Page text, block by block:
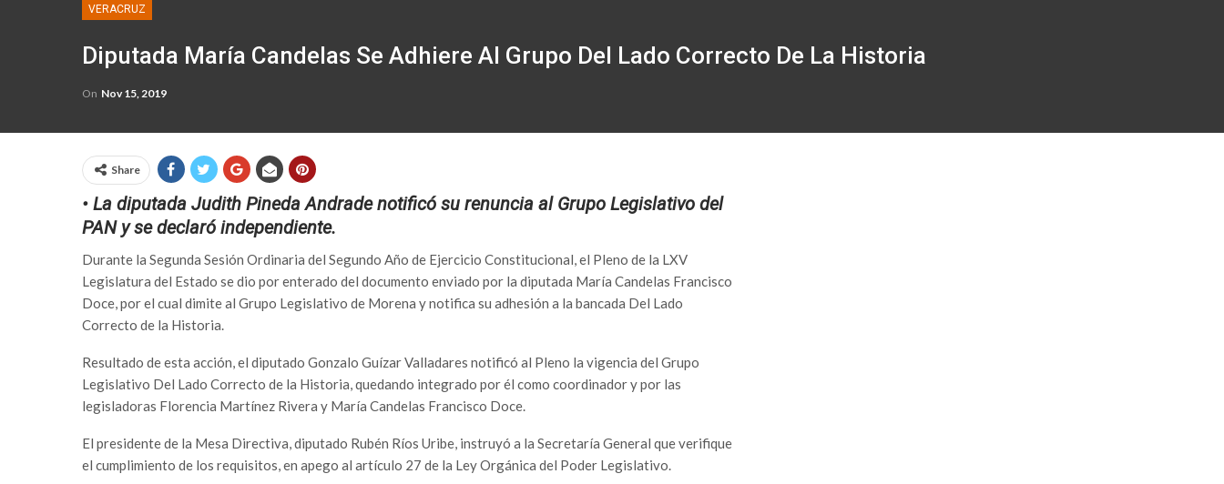
VERACRUZ
Diputada María Candelas Se Adhiere Al Grupo Del Lado Correcto De La Historia
On Nov 15, 2019
Share
• La diputada Judith Pineda Andrade notificó su renuncia al Grupo Legislativo del
PAN y se declaró independiente.
Durante la Segunda Sesión Ordinaria del Segundo Año de Ejercicio Constitucional, el Pleno de la LXV
Legislatura del Estado se dio por enterado del documento enviado por la diputada María Candelas Francisco
Doce, por el cual dimite al Grupo Legislativo de Morena y notifica su adhesión a la bancada Del Lado
Correcto de la Historia.
Resultado de esta acción, el diputado Gonzalo Guízar Valladares notificó al Pleno la vigencia del Grupo
Legislativo Del Lado Correcto de la Historia, quedando integrado por él como coordinador y por las
legisladoras Florencia Martínez Rivera y María Candelas Francisco Doce.
El presidente de la Mesa Directiva, diputado Rubén Ríos Uribe, instruyó a la Secretaría General que verifique
el cumplimiento de los requisitos, en apego al artículo 27 de la Ley Orgánica del Poder Legislativo.